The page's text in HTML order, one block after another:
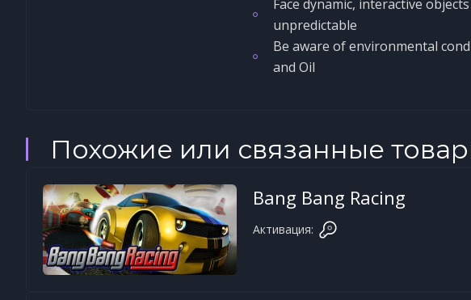
Face dynamic, interactive
unpredictable
Be aware of environmental
and Oil
Похожие или связанные
Bang Bang Racing
Активация: